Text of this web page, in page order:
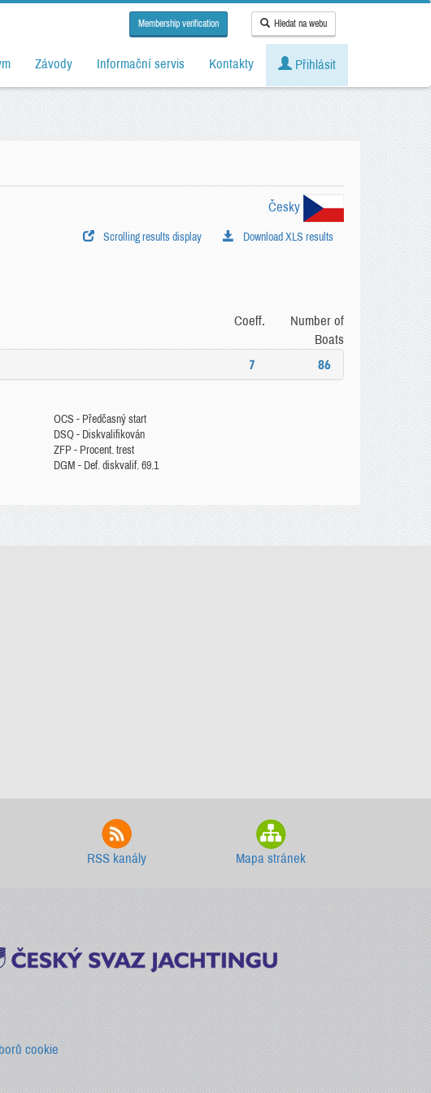
Membership verification Hledat na webu
Závody Informační servis Kontakty Přihlásit
Česky
Download XLS results
Scrolling results display
Coeff.
Number of
Boats
7 86
OCS - Předčasný start
DSQ - Diskvalifikován
ZFP - Procent. trest
DGM - Def. diskvalif. 69.1
RSS kanály Mapa stránek
cookie